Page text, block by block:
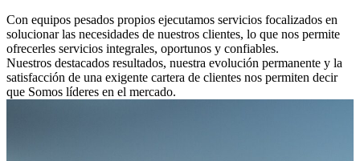
Con equipos pesados propios ejecutamos servicios focalizados en
solucionar las necesidades de nuestros clientes, lo que nos permite
ofrecerles servicios integrales, oportunos y confiables.
Nuestros destacados resultados, nuestra evolución permanente y la
satisfacción de una exigente cartera de clientes nos permiten decir
que Somos líderes en el mercado.